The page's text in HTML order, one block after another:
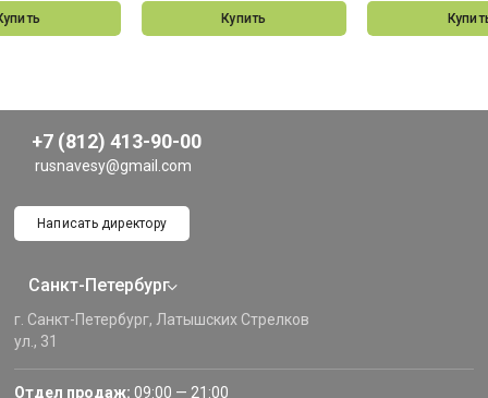
Купить
+7 (812) 413-90-00
rusnavesy@gmail.com
Написать директору
Санкт-Петербург
г. Санкт-Петербург, Латышских Стрелков
ул., 31
Отдел продаж: 09:00 — 21:00